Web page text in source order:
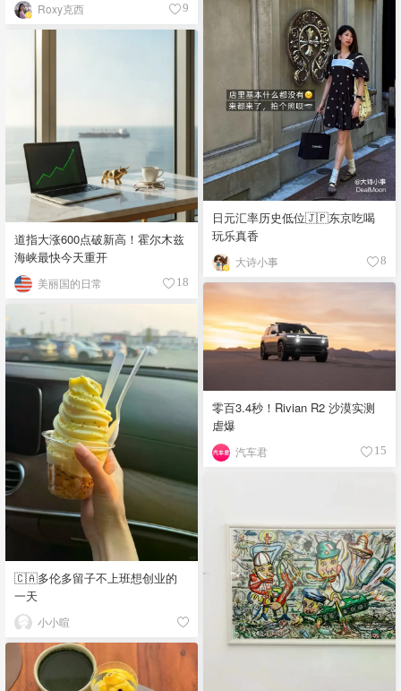
Roxy克西 9
日元汇率历史低位🇯🇵东京吃喝
玩乐真香
大诗小事 8
道指大涨600点破新高！霍尔木兹
海峡最快今天重开
美丽国的日常 18
零百3.4秒！Rivian R2 沙漠实测
虐爆
汽车君 15
🇨🇦多伦多留子不上班想创业的
一天
小小暄